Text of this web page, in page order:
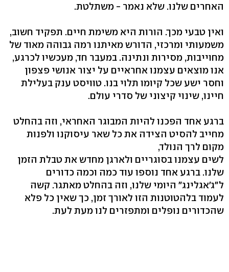
האחרים שלנו. שלא נאמר - משתלטת.
ואין טבעי מכך. הורות היא משימת חיים. תפקיד חשוב,
משמעותי ומרכזי, הדורש מאיתנו רמה גבוהה מאוד של
מחוייבות, מסירות ונתינה. במעבר חד, מעכשיו לכרגע,
אנו מוצאים עצמנו אחראיים על יצור אנושי פצפון
וחסר ישע שכל קיומו תלוי בנו. טוויסט ענק בעלילת
חיינו, שינוי קיצוני של סדרי עולם.
ברגע אחד הפכנו להיות המבוגר האחראי, וזה בהחלט
מחייב להסיט הצידה את כל שאר עיסוקנו ולפנות
מקום לרך הנולד,
לשים עצמנו בסוגריים ולארגן מחדש את טבלת הזמן
שלנו. ברגע אחד נוספו עוד כמה וכמה כדורים
ל"ג'אגלינג" היומי שלנו, וזה בהחלט מאתגר. קשה
לעמוד בלהטוטנות הזו לאורך זמן, כך שאין כל פלא
שהכדורים נופלים ומתפזרים לנו מעת לעת.